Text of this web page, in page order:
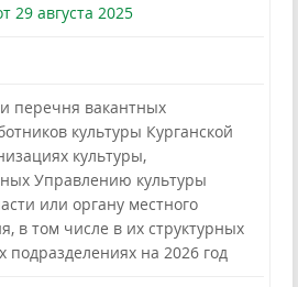
29 августа 2025
перечня вакантных
культуры Курганской
культуры,
Управлению культуры
или органу местного
в том числе в их структурных
подразделениях на 2026 год